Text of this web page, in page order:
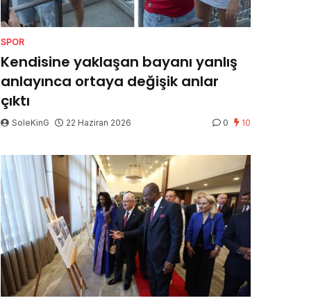
SPOR
Kendisine yaklaşan bayanı yanlış
anlayınca ortaya değişik anlar
çıktı
SoleKinG 22 Haziran 2026 0 10